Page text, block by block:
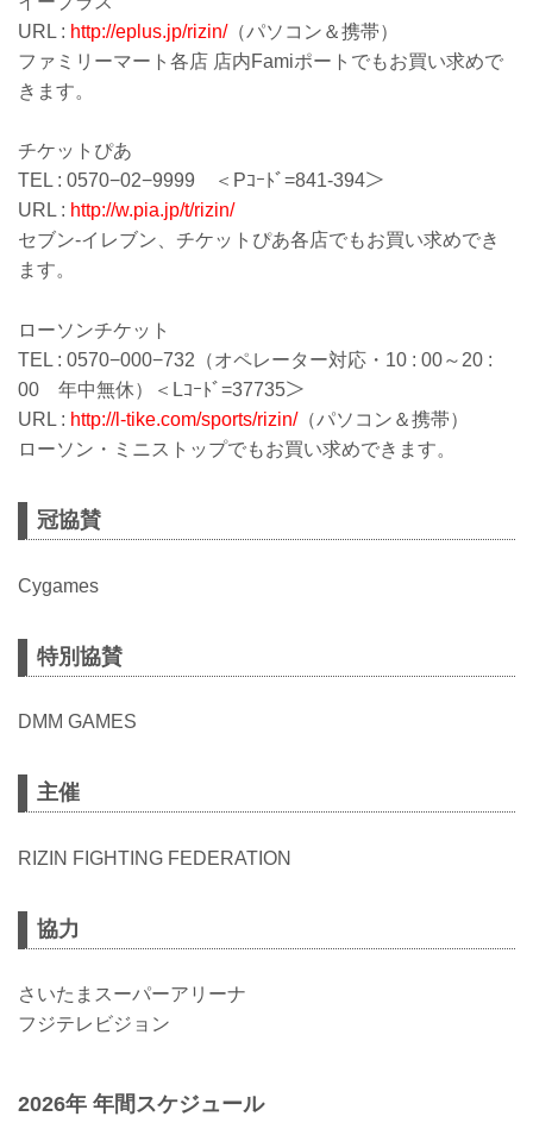
URL : http://eplus.jp/rizin/（パソコン＆携帯）
ファミリーマート各店 店内Famiポートでもお買い求めで
きます。
チケットぴあ
TEL : 0570−02−9999 ＜Pｺｰﾄﾞ=841-394＞
URL : http://w.pia.jp/t/rizin/
セブン-イレブン、チケットぴあ各店でもお買い求めでき
ます。
ローソンチケット
TEL : 0570−000−732（オペレーター対応・10 : 00～20 :
00 年中無休）＜Lｺｰﾄﾞ=37735＞
URL : http://l-tike.com/sports/rizin/（パソコン＆携帯）
ローソン・ミニストップでもお買い求めできます。
冠協賛
Cygames
特別協賛
DMM GAMES
主催
RIZIN FIGHTING FEDERATION
協力
さいたまスーパーアリーナ
フジテレビジョン
2026年 年間スケジュール